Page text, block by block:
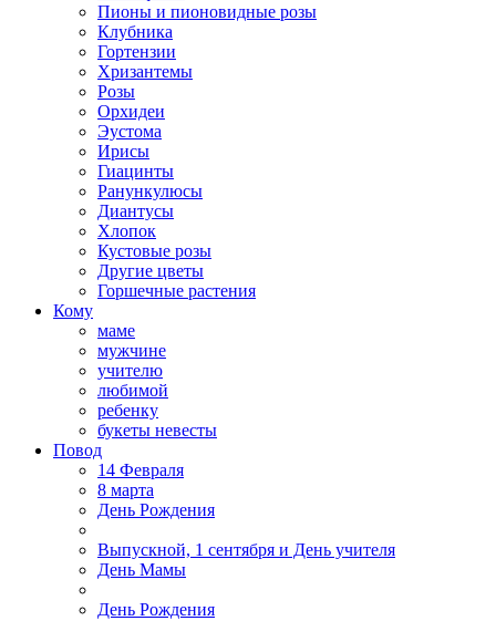
Пионы и пионовидные розы
Клубника
Гортензии
Хризантемы
Розы
Орхидеи
Эустома
Ирисы
Гиацинты
Ранункулюсы
Диантусы
Хлопок
Кустовые розы
Другие цветы
Горшечные растения
Кому
маме
мужчине
учителю
любимой
ребенку
букеты невесты
Повод
14 Февраля
8 марта
День Рождения
Выпускной, 1 сентября и День учителя
День Мамы
День Рождения